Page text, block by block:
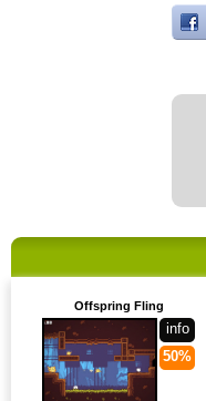
Offspring Fling
info
50%